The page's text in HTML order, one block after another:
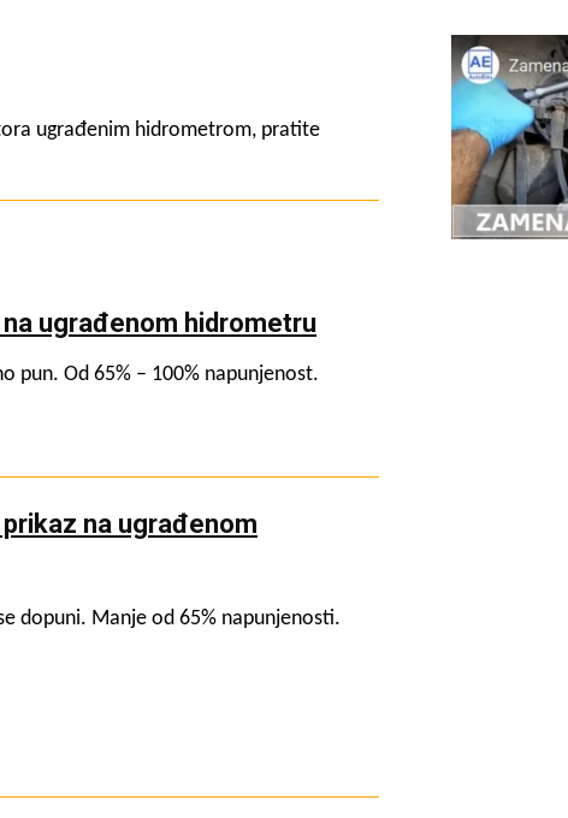
ugrađenim hidrometrom, pratite
ugrađenom hidrometru
pun. Od 65% – 100% napunjenost.
na ugrađenom
dopuni. Manje od 65% napunjenosti.